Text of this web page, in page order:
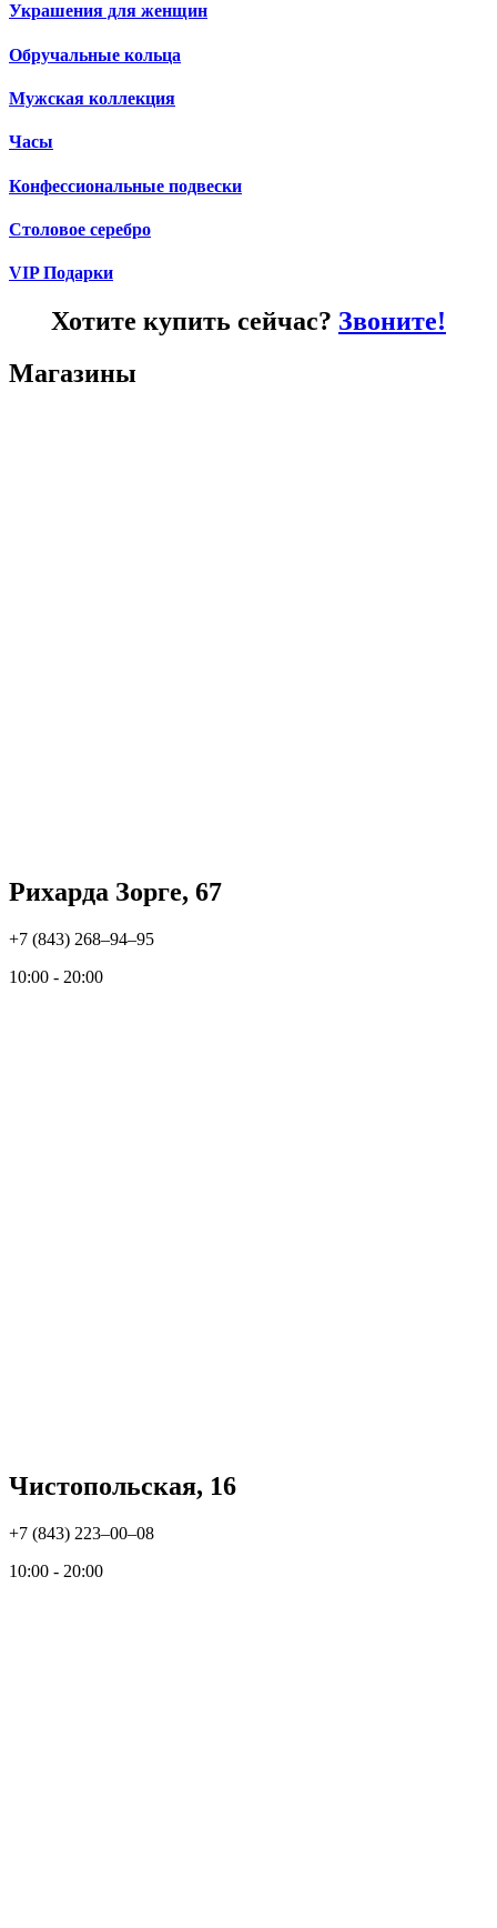
Украшения для женщин
Обручальные кольца
Мужская коллекция
Часы
Конфессиональные подвески
Столовое серебро
VIP Подарки
Хотите купить сейчас? Звоните!
Магазины
Рихарда Зорге, 67
+7 (843) 268‒94‒95
10:00 - 20:00
Чистопольская, 16
+7 (843) 223‒00‒08
10:00 - 20:00